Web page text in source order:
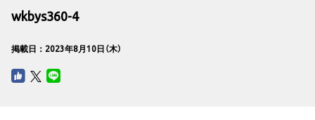
wkbys360-4
掲載日：2023年8月10日（木）